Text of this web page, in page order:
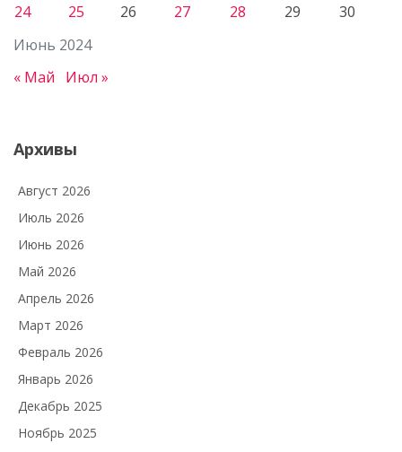
Июнь 2024
24 25 26 27 28 29 30
« Май Июл »
Архивы
Август 2026
Июль 2026
Июнь 2026
Май 2026
Апрель 2026
Март 2026
Февраль 2026
Январь 2026
Декабрь 2025
Ноябрь 2025